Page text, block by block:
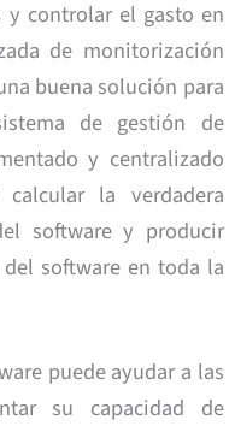
controlar el gasto en
de monitorización
buena solución para
de gestión de
y centralizado
la verdadera
software y producir
software en toda la
puede ayudar a las
su capacidad de